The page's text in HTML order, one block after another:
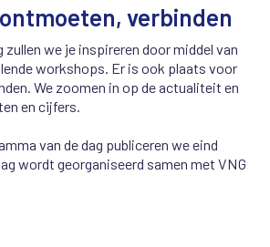
verbinden
zullen we je inspireren door middel van
workshops. Er is ook plaats voor
We zoomen in op de actualiteit en
en cijfers.
van de dag publiceren we eind
wordt georganiseerd samen met VNG